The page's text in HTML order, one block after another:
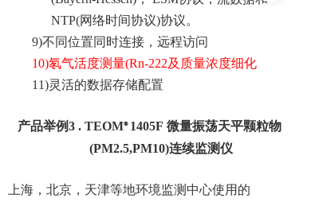
NTP(网络时间协议)协议。
9)不同位置同时连接，远程访问
10)氡气活度测量(Rn-222及质量浓度细化
11)灵活的数据存储配置
产品举例3 . TEOM®1405F 微量振荡天平颗粒物
(PM2.5,PM10)连续监测仪
上海，北京，天津等地环境监测中心使用的